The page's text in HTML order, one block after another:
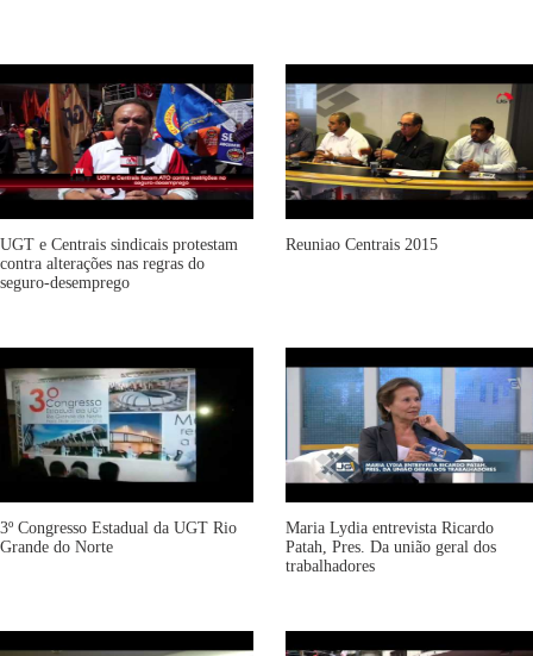
UGT e Centrais sindicais protestam
contra alterações nas regras do
seguro-desemprego
Reuniao Centrais 2015
3º Congresso Estadual da UGT Rio
Grande do Norte
Maria Lydia entrevista Ricardo
Patah, Pres. Da união geral dos
trabalhadores